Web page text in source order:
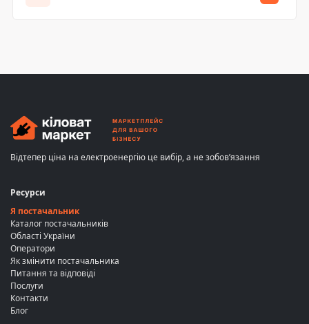
Відтепер ціна на електроенергію це вибір, а не зобов’язання
Ресурси
Я постачальник
Каталог постачальників
Області України
Оператори
Як змінити постачальника
Питання та відповіді
Послуги
Контакти
Блог